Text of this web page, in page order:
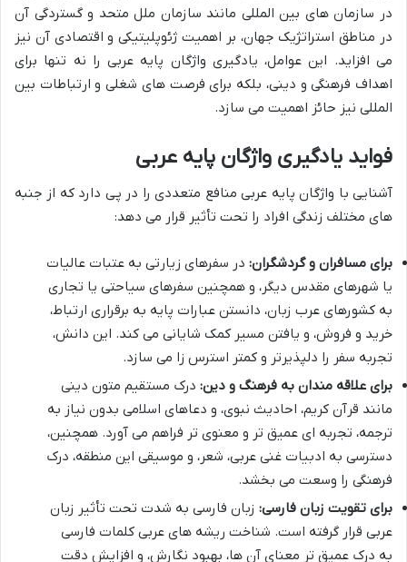
در سازمان های بین المللی مانند سازمان ملل متحد و گستردگی آن
در مناطق استراتژیک جهان، بر اهمیت ژئوپلیتیکی و اقتصادی آن نیز
می افزاید. این عوامل، یادگیری واژگان پایه عربی را نه تنها برای
اهداف فرهنگی و دینی، بلکه برای فرصت های شغلی و ارتباطات بین
المللی نیز حائز اهمیت می سازد.
فواید یادگیری واژگان پایه عربی
آشنایی با واژگان پایه عربی منافع متعددی را در پی دارد که از جنبه
های مختلف زندگی افراد را تحت تأثیر قرار می دهد:
برای مسافران و گردشگران: در سفرهای زیارتی به عتبات عالیات
یا شهرهای مقدس دیگر، و همچنین سفرهای سیاحتی یا تجاری
به کشورهای عرب زبان، دانستن عبارات پایه به برقراری ارتباط،
خرید و فروش، و یافتن مسیر کمک شایانی می کند. این دانش،
تجربه سفر را دلپذیرتر و کمتر استرس زا می سازد.
برای علاقه مندان به فرهنگ و دین: درک مستقیم متون دینی
مانند قرآن کریم، احادیث نبوی، و دعاهای اسلامی بدون نیاز به
ترجمه، تجربه ای عمیق تر و معنوی تر فراهم می آورد. همچنین،
دسترسی به ادبیات غنی عربی، شعر، و موسیقی این منطقه، درک
فرهنگی را وسعت می بخشد.
برای تقویت زبان فارسی: زبان فارسی به شدت تحت تأثیر زبان
عربی قرار گرفته است. شناخت ریشه های عربی کلمات فارسی
به درک عمیق تر معنای آن ها، بهبود نگارش، و افزایش دقت